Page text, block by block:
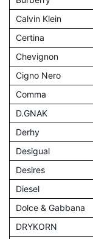
Calvin Klein
Certina
Chevignon
Cigno Nero
Comma
D.GNAK
Derhy
Desigual
Desires
Diesel
Dolce & Gabbana
DRYKORN